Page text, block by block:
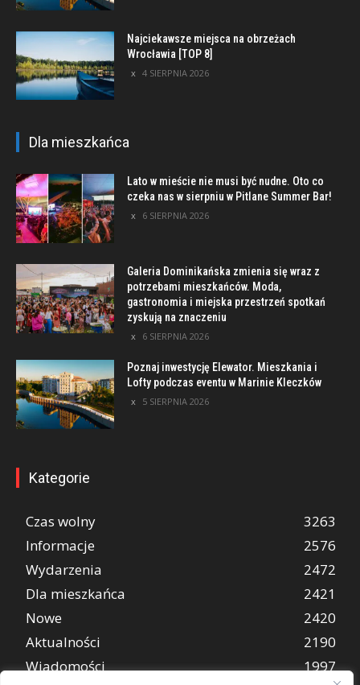
Najciekawsze miejsca na obrzeżach
Wrocławia [TOP 8]
4 SIERPNIA 2026
Dla mieszkańca
Lato w mieście nie musi być nudne. Oto co
czeka nas w sierpniu w Pitlane Summer Bar!
6 SIERPNIA 2026
Galeria Dominikańska zmienia się wraz z
potrzebami mieszkańców. Moda,
gastronomia i miejska przestrzeń spotkań
zyskują na znaczeniu
6 SIERPNIA 2026
Poznaj inwestycję Elewator. Mieszkania i
Lofty podczas eventu w Marinie Kleczków
5 SIERPNIA 2026
Kategorie
Czas wolny
3263
Informacje
2576
Wydarzenia
2472
Dla mieszkańca
2421
Nowe
2420
Aktualności
2190
Wiadomości
1997